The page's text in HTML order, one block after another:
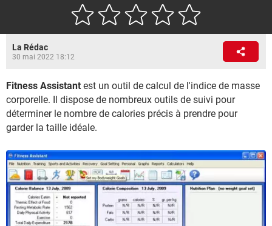
La Rédac
30 mai 2022 18:12
Fitness Assistant est un outil de calcul de l'indice de masse
corporelle. Il dispose de nombreux outils de suivi pour
déterminer le nombre de calories précis à prendre pour
garder la taille idéale.